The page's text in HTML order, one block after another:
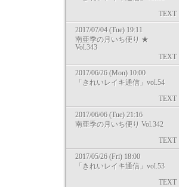
TEXT
2017/07/04 (Tue) 19:11
南亜季の月いち便り ★
Vol.343
TEXT
2017/06/26 (Mon) 10:00
「きれいレイキ通信」vol.54
TEXT
2017/06/06 (Tue) 21:16
南亜季の月いち便り Vol.342
TEXT
2017/05/26 (Fri) 18:00
「きれいレイキ通信」vol.53
TEXT